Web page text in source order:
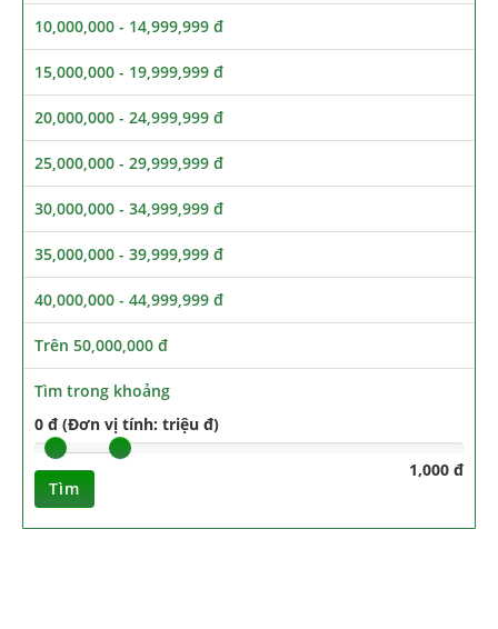
10,000,000 - 14,999,999 đ
15,000,000 - 19,999,999 đ
20,000,000 - 24,999,999 đ
25,000,000 - 29,999,999 đ
30,000,000 - 34,999,999 đ
35,000,000 - 39,999,999 đ
40,000,000 - 44,999,999 đ
Trên 50,000,000 đ
Tìm trong khoảng
0 đ (Đơn vị tính: triệu đ)
1,000 đ
Tìm